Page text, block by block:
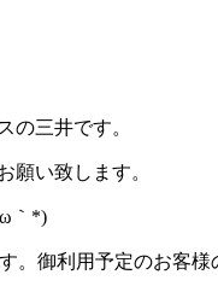
の三井です。
願い致します。
｀*)
御利用予定のお客